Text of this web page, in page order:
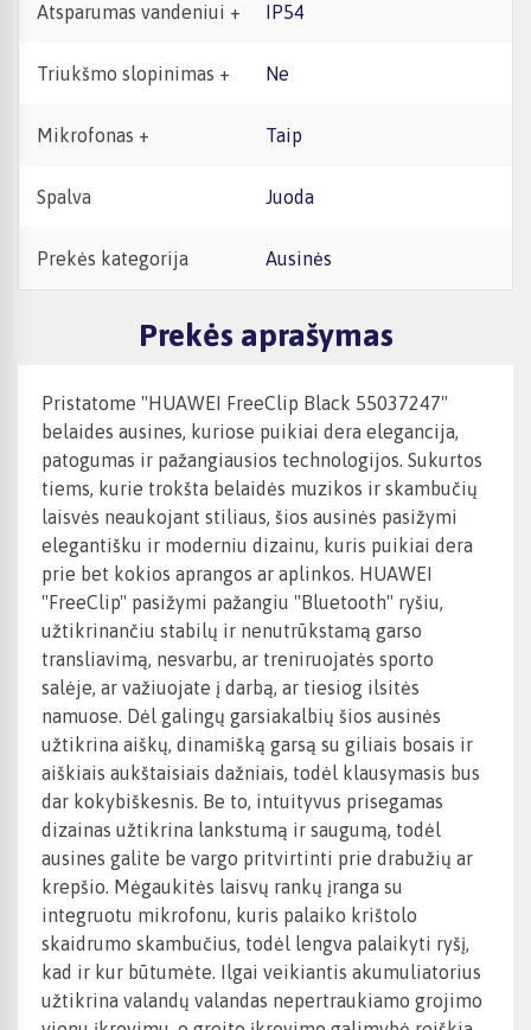
Atsparumas vandeniui + IP54
Triukšmo slopinimas + Ne
Mikrofonas + Taip
Spalva Juoda
Prekės kategorija Ausinės
Prekės aprašymas
Pristatome "HUAWEI FreeClip Black 55037247"
belaides ausines, kuriose puikiai dera elegancija,
patogumas ir pažangiausios technologijos. Sukurtos
tiems, kurie trokšta belaidės muzikos ir skambučių
laisvės neaukojant stiliaus, šios ausinės pasižymi
elegantišku ir moderniu dizainu, kuris puikiai dera
prie bet kokios aprangos ar aplinkos. HUAWEI
"FreeClip" pasižymi pažangiu "Bluetooth" ryšiu,
užtikrinančiu stabilų ir nenutrūkstamą garso
transliavimą, nesvarbu, ar treniruojatės sporto
salėje, ar važiuojate į darbą, ar tiesiog ilsitės
namuose. Dėl galingų garsiakalbių šios ausinės
užtikrina aiškų, dinamišką garsą su giliais bosais ir
aiškiais aukštaisiais dažniais, todėl klausymasis bus
dar kokybiškesnis. Be to, intuityvus prisegamas
dizainas užtikrina lankstumą ir saugumą, todėl
ausines galite be vargo pritvirtinti prie drabužių ar
krepšio. Mėgaukitės laisvų rankų įranga su
integruotu mikrofonu, kuris palaiko krištolo
skaidrumo skambučius, todėl lengva palaikyti ryšį,
kad ir kur būtumėte. Ilgai veikiantis akumuliatorius
užtikrina valandų valandas nepertraukiamo grojimo